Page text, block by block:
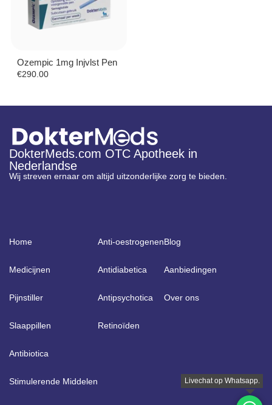
Ozempic 1mg Injvlst Pen
€290.00
DokterMeds.com OTC Apotheek in
Nederlandse
Wij streven ernaar om altijd uitzonderlijke zorg te bieden.
Home
Medicijnen
Pijnstiller
Slaappillen
Antibiotica
Stimulerende Middelen
Anti-oestrogenen
Antidiabetica
Antipsychotica
Retinoïden
Blog
Aanbiedingen
Over ons